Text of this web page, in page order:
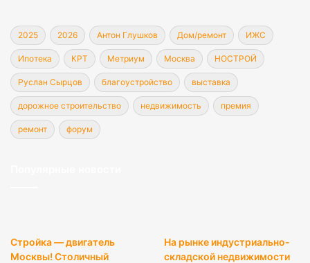
2025 2026 Антон Глушков Дом/ремонт ИЖС
Ипотека КРТ Метриум Москва НОСТРОЙ
Руслан Сырцов благоустройство выставка
дорожное строительство недвижимость премия
ремонт форум
Стройка — двигатель
Москвы! Столичный
На рынке индустриально-
складской недвижимости